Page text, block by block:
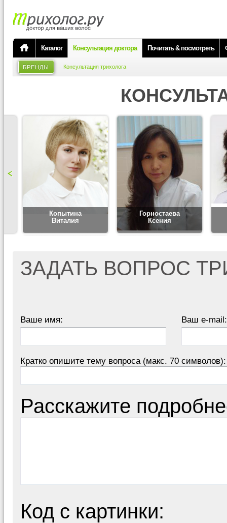
Каталог Консультация доктора Почитать & посмотреть
БРЕНДЫ Консультация трихолога
Копытина
Виталия
Горностаева
Ксения
ЗАДАТЬ ВОПРОС
Ваше имя: Ваш e-mail:
Кратко опишите тему вопроса (макс. 70 символов):
Расскажите
Код с картинки: